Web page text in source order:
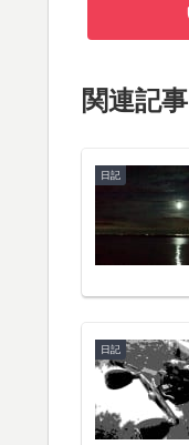
関連記事
日記
日記